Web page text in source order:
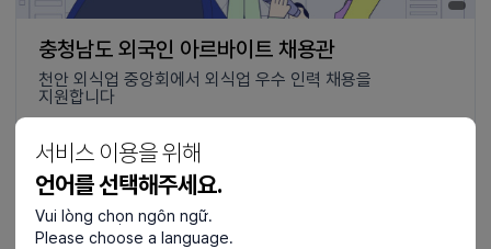
서비스 이용을 위해
언어를 선택해주세요.
Vui lòng chọn ngôn ngữ.
Please choose a language.
충청남도 외국인 아르바이트 채용관
천안 외식업 중앙회에서 외식업 우수 인력 채용을
지원합니다